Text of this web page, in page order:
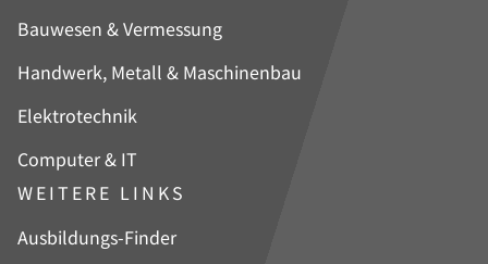
Bauwesen & Vermessung
Handwerk, Metall & Maschinenbau
Elektrotechnik
Computer & IT
WEITERE LINKS
Navigation
Ausbildungs-Finder